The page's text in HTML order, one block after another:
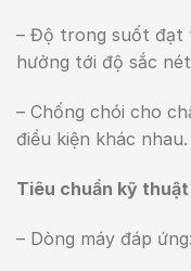
– Độ trong suốt đạt
hưởng tới độ sắc
– Chống chói cho
điều kiện khác nhau.
Tiêu chuẩn kỹ thuật
– Dòng máy đáp